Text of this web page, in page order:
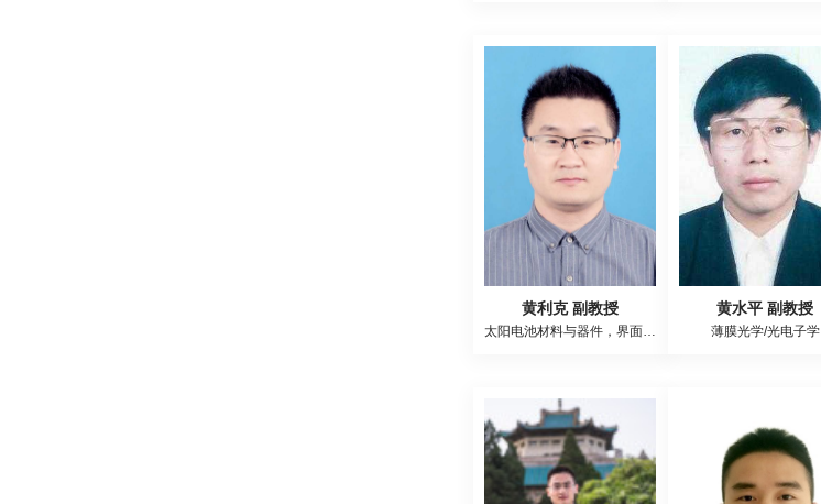
黄利克 副教授
太阳电池材料与器件，界面物理与器件模拟，半导体材料与器件物理
黄水平 副教授
薄膜光学/光电子学